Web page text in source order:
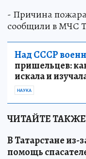
- Причина пожара
сообщили в МЧС
Над СССР
пришельцев:
искала и
НАУКА
ЧИТАЙТЕ ТАКЖЕ
В Татарстане из-
помощь